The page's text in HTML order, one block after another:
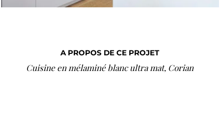
A PROPOS DE CE PROJET
Cuisine en mélaminé blanc ultra mat, Corian